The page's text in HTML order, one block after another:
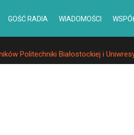
GOŚĆ RADIA WIADOMOŚCI
Politechniki Białostockiej i